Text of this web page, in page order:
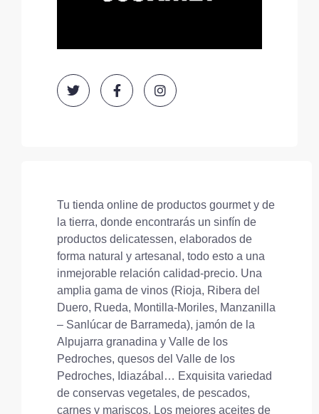
Tu tienda online de productos gourmet y de
la tierra, donde encontrarás un sinfín de
productos delicatessen, elaborados de
forma natural y artesanal, todo esto a una
inmejorable relación calidad-precio. Una
amplia gama de vinos (Rioja, Ribera del
Duero, Rueda, Montilla-Moriles, Manzanilla
– Sanlúcar de Barrameda), jamón de la
Alpujarra granadina y Valle de los
Pedroches, quesos del Valle de los
Pedroches, Idiazábal… Exquisita variedad
de conservas vegetales, de pescados,
carnes y mariscos. Los mejores aceites de